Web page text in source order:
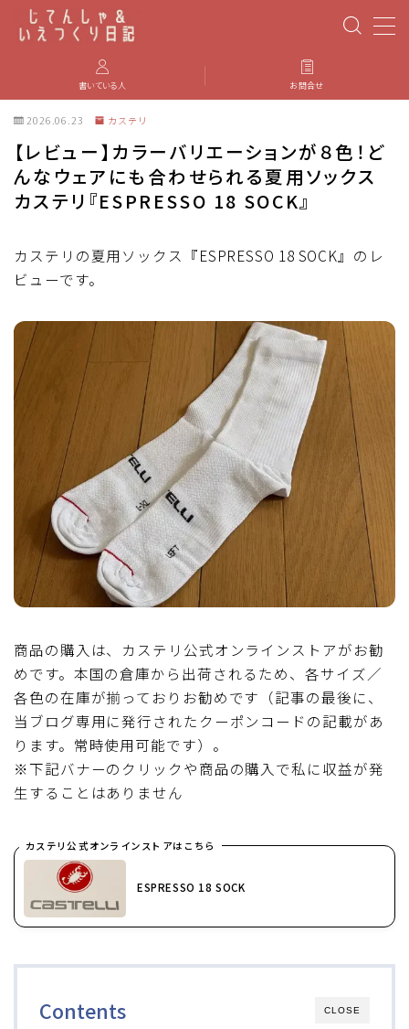
PBP(Paris-Brest-Paris)
エベレスティング
iGPSPORT
カステリ
ブルベ装備
ディスクブレーキ
Di2関連
ブルべレポート2025
ブルべレポート2024
ブルべレポート2023
ブルベレポート2022
ブルべレポート2021
ブルベレポート2020
ブルベレポート2019
ブルベレポート2018
書いている人 お問合せ
2026.06.23 カステリ
【レビュー】カラーバリエーションが８色！ど
んなウェアにも合わせられる夏用ソックス
カステリ『ESPRESSO 18 SOCK』
カステリの夏用ソックス『ESPRESSO 18 SOCK』のレ
ビューです。
商品の購入は、カステリ公式オンラインストアがお勧
めです。本国の倉庫から出荷されるため、各サイズ／
各色の在庫が揃っておりお勧めです（記事の最後に、
当ブログ専用に発行されたクーポンコードの記載があ
ります。常時使用可能です）。
※下記バナーのクリックや商品の購入で私に収益が発
生することはありません
カステリ公式オンラインストアはこちら
ESPRESSO 18 SOCK
CLOSE
Contents